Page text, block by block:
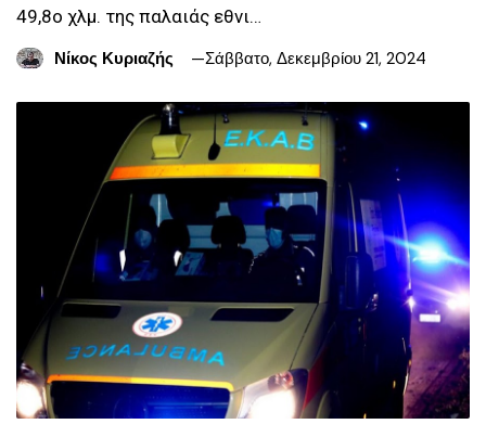
49,8ο χλμ. της παλαιάς εθνι…
Νίκος Κυριαζής
Σάββατο, Δεκεμβρίου 21, 2024